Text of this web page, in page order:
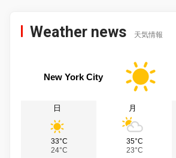
Weather news 天気情報
New York City
日
33°C
24°C
月
35°C
23°C